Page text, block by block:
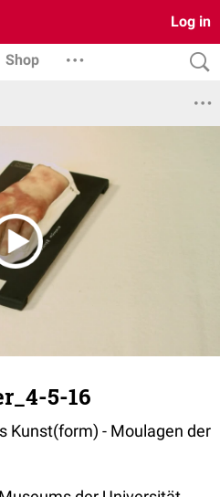
Log in
Shop
5-16
Kunst(form) - Moulagen der